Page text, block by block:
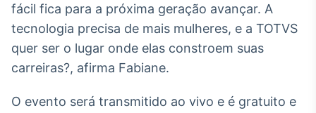
dados para
displays e telas
Broadcast
Curadoria de
fácil fica para a próxima geração avançar. A
tecnologia precisa de mais mulheres, e a TOTVS
quer ser o lugar onde elas constroem suas
carreiras?, afirma Fabiane.
O evento será transmitido ao vivo e é gratuito e